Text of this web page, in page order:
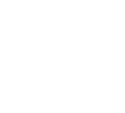
en el carrito.